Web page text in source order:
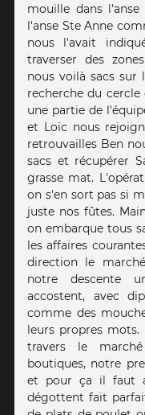
mouille dans
l'anse Ste Anne
nous l'avait
traverser des
nous voilà sacs sur
recherche du
une partie de
et Loïc nous
retrouvailles Ben
sacs et récupérer
grasse mat.
on s'en sort pas si
juste nos fûtes.
on embarque tous
les affaires
direction le
notre descente
accostent, avec
comme des
leurs propres
travers le
boutiques, notre
et pour ça il faut
dégottent fait